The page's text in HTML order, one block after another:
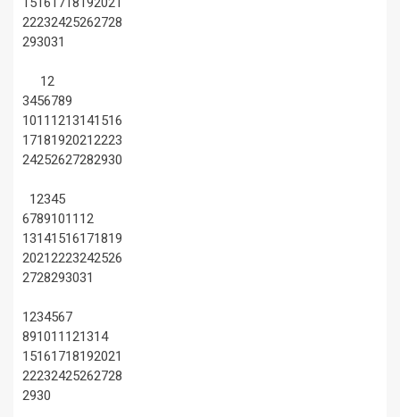
22232425262728
293031
12
3456789
1011 1213141516
17181920212223
24252627282930
12345
67891011 12
13141516171819
20212223242526
2728293031
1234567
891011 121314
15161718192021
22232425262728
2930